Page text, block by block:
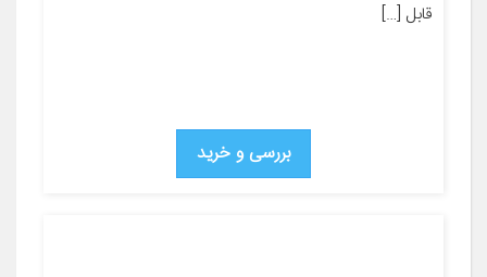
قابل […]
بررسی و خرید